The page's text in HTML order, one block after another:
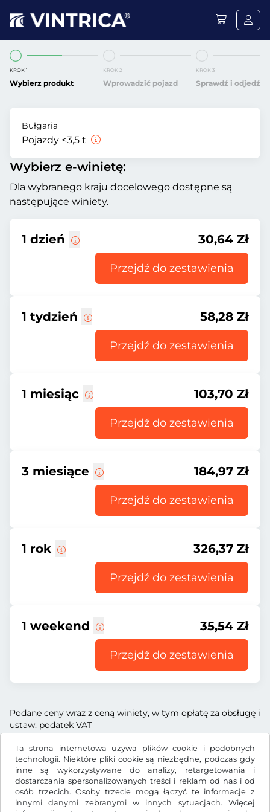
Ta strona internetowa używa plików cookie i podobnych
technologii. Niektóre pliki cookie są niezbędne, podczas gdy
inne są wykorzystywane do analizy, retargetowania i
dostarczania spersonalizowanych treści i reklam od nas i od
osób trzecich. Osoby trzecie mogą łączyć te informacje z
innymi danymi zebranymi w innych sytuacjach. Więcej
KROK 1
Wybierz produkt
KROK 2
Wprowadzić pojazd
KROK 3
Sprawdź i odjedź
Bułgaria
Pojazdy <3,5 t
Wybierz e-winietę:
Dla wybranego kraju docelowego dostępne są
następujące winiety.
1 dzień 30,64 Zł
Przejdź do zestawienia
1 tydzień 58,28 Zł
Przejdź do zestawienia
1 miesiąc 103,70 Zł
Przejdź do zestawienia
3 miesiące 184,97 Zł
Przejdź do zestawienia
1 rok 326,37 Zł
Przejdź do zestawienia
1 weekend 35,54 Zł
Przejdź do zestawienia
Podane ceny wraz z ceną winiety, w tym opłatę za obsługę i
ustaw. podatek VAT
ZłPLN